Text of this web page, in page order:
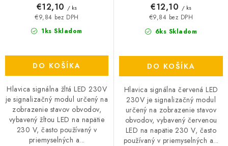
1ks Skladom
€9,84 bez DPH
€12,10 / ks
DO KOŠÍKA
Hlavica signálna žltá LED 230V
je signalizačný modul určený na
zobrazenie stavov obvodov,
vybavený žltou LED na napätie
230 V, často používaný v
priemyselných a...
6ks Skladom
€9,84 bez DPH
€12,10 / ks
DO KOŠÍKA
Hlavica signálna červená LED
230V je signalizačný modul
určený na zobrazenie stavov
obvodov, vybavený červenou
LED na napätie 230 V, často
používaný v priemyselných a...